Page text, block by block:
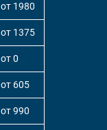
от 1980
от 1375
от 0
от 605
от 990